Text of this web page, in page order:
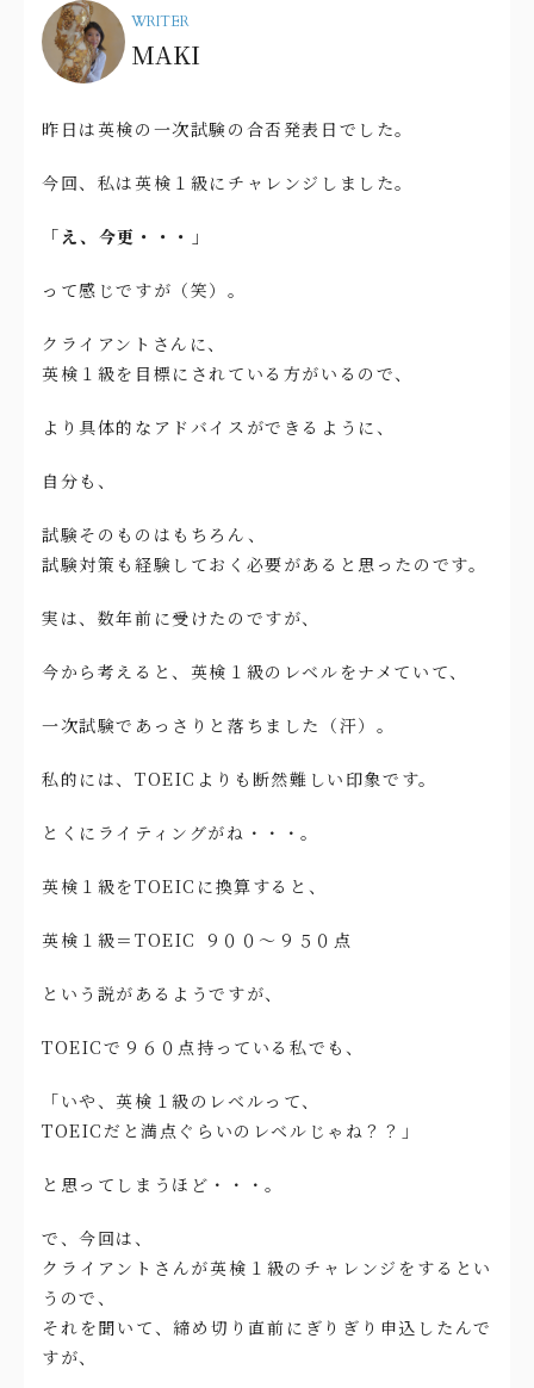
WRITER
MAKI
昨日は英検の一次試験の合否発表日でした。
今回、私は英検１級にチャレンジしました。
「え、今更・・・」
って感じですが（笑）。
クライアントさんに、
英検１級を目標にされている方がいるので、
より具体的なアドバイスができるように、
自分も、
試験そのものはもちろん、
試験対策も経験しておく必要があると思ったのです。
実は、数年前に受けたのですが、
今から考えると、英検１級のレベルをナメていて、
一次試験であっさりと落ちました（汗）。
私的には、TOEICよりも断然難しい印象です。
とくにライティングがね・・・。
英検１級をTOEICに換算すると、
英検１級＝TOEIC ９００～９５０点
という説があるようですが、
TOEICで９６０点持っている私でも、
「いや、英検１級のレベルって、
TOEICだと満点ぐらいのレベルじゃね？？」
と思ってしまうほど・・・。
で、今回は、
クライアントさんが英検１級のチャレンジをするとい
うので、
それを聞いて、締め切り直前にぎりぎり申込したんで
すが、